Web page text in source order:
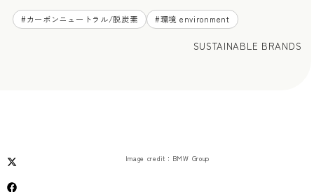
#カーボンニュートラル/脱炭素 #環境 environment
SUSTAINABLE BRANDS
Image credit ：BMW Group